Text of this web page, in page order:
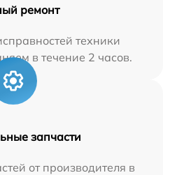
ремонт
техники
в течение 2 часов.
запчасти
от производителя в